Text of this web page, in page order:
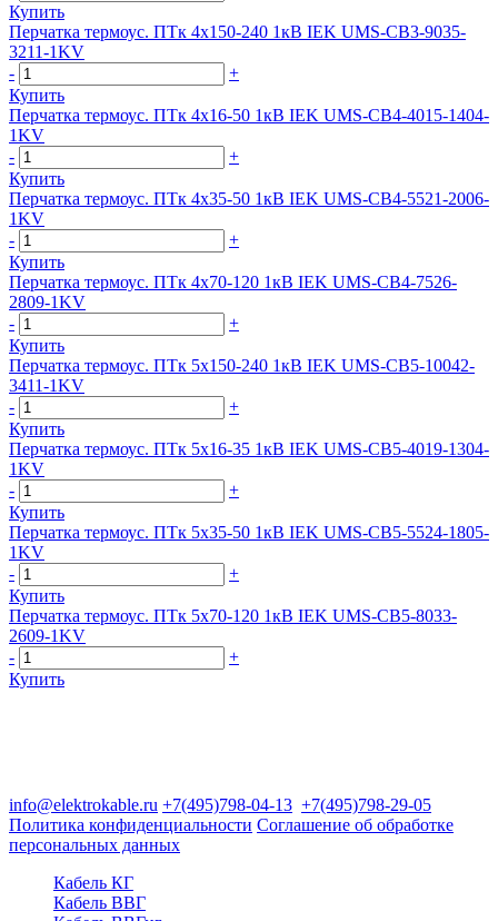
Купить
Перчатка термоус. ПТк 4х150-240 1кВ IEK UMS-CB3-9035-
3211-1KV
-
+
Купить
Перчатка термоус. ПТк 4х16-50 1кВ IEK UMS-CB4-4015-1404-
1KV
-
+
Купить
Перчатка термоус. ПТк 4х35-50 1кВ IEK UMS-CB4-5521-2006-
1KV
-
+
Купить
Перчатка термоус. ПТк 4х70-120 1кВ IEK UMS-CB4-7526-
2809-1KV
-
+
Купить
Перчатка термоус. ПТк 5х150-240 1кВ IEK UMS-CB5-10042-
3411-1KV
-
+
Купить
Перчатка термоус. ПТк 5х16-35 1кВ IEK UMS-CB5-4019-1304-
1KV
-
+
Купить
Перчатка термоус. ПТк 5х35-50 1кВ IEK UMS-CB5-5524-1805-
1KV
-
+
Купить
Перчатка термоус. ПТк 5х70-120 1кВ IEK UMS-CB5-8033-
2609-1KV
-
+
Купить
info@elektrokable.ru +7(495)798-04-13 +7(495)798-29-05
Политика конфиденциальности Соглашение об обработке
персональных данных
Кабель КГ
Кабель ВВГ